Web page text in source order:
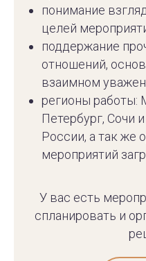
понимание
целей
поддержание
отношений,
взаимном
регионы работы:
Петербург, Сочи
России, а так же
мероприятий
У вас есть
спланировать и